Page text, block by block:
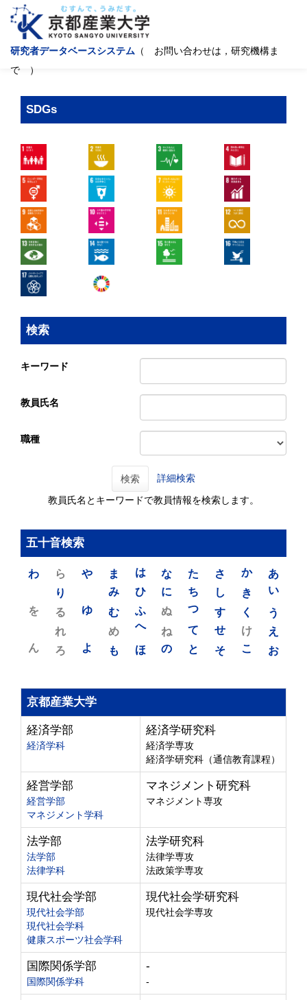
研究者データベースシステム （ お問い合わせは，研究機構ま
で ）
SDGs
検索
キーワード
教員氏名
職種
検索 詳細検索
教員氏名とキーワードで教員情報を検索します。
五十音検索
あ
い
う
え
お
か
き
く
け
こ
さ
し
す
せ
そ
た
ち
つ
て
と
な
に
ぬ
ね
の
は
ひ
ふ
へ
ほ
ま
み
む
め
も
や
ゆ
よ
ら
り
る
れ
ろ
わ
を
ん
京都産業大学
経済学部
経済学科
経済学研究科
経済学専攻
経済学研究科（通信教育課程）
経営学部
経営学部
マネジメント学科
マネジメント研究科
マネジメント専攻
法学部
法学部
法律学科
法学研究科
法律学専攻
法政策学専攻
現代社会学部
現代社会学部
現代社会学科
健康スポーツ社会学科
現代社会学研究科
現代社会学専攻
国際関係学部
国際関係学科
-
-